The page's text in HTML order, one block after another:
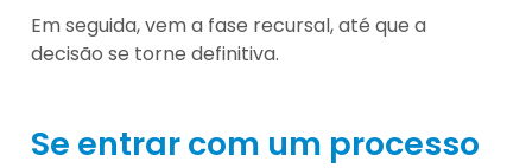
Em seguida, vem a fase recursal, até que a
decisão se torne definitiva.
Se entrar com um processo